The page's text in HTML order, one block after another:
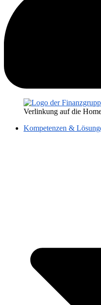
Verlinkung auf die
Kompetenzen &